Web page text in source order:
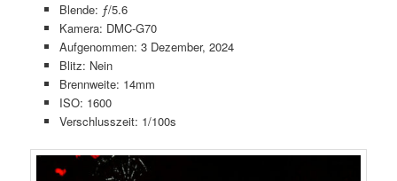
Blende: ƒ/5.6
Kamera: DMC-G70
Aufgenommen: 3 Dezember, 2024
Blitz: Nein
Brennweite: 14mm
ISO: 1600
Verschlusszeit: 1/100s